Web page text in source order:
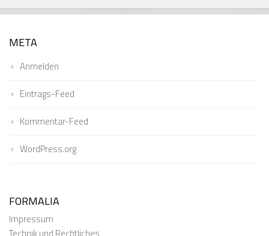
META
Anmelden
Eintrags-Feed
Kommentar-Feed
WordPress.org
FORMALIA
Impressum
Technik und Rechtliches